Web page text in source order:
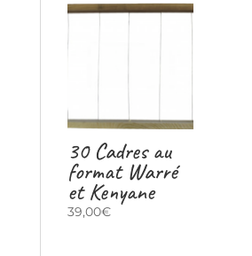
30 Cadres au
format Warré
et Kenyane
39,00€